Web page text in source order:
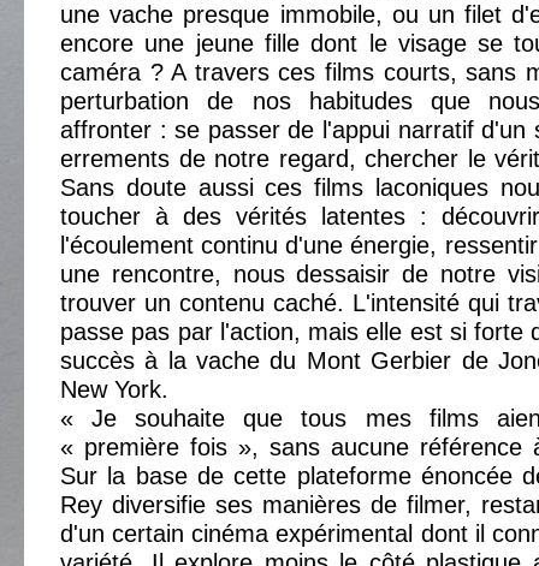
une vache presque immobile, ou un filet
encore une jeune fille dont le visage se
caméra ? A travers ces films courts, sans
perturbation de nos habitudes que
affronter : se passer de l'appui narratif d'un
errements de notre regard, chercher le
Sans doute aussi ces films laconiques
toucher à des vérités latentes :
l'écoulement continu d'une énergie,
une rencontre, nous dessaisir de notre
trouver un contenu caché. L'intensité qui
passe pas par l'action, mais elle est si forte
succès à la vache du Mont Gerbier de
New York.
« Je souhaite que tous mes films
« première fois », sans aucune référence
Sur la base de cette plateforme énoncée
Rey diversifie ses manières de filmer,
d'un certain cinéma expérimental dont il